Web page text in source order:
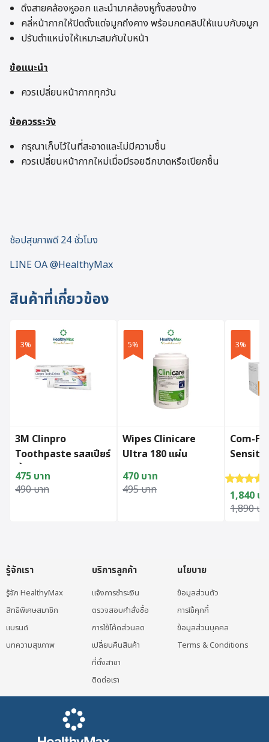
ดึงสายคล้องหูออก และนำมาคล้องหูทั้งสองข้าง
คลี่หน้ากากให้ปิดตั้งแต่จมูกถึงคาง พร้อมกดคลิปให้แนบกับจมูก
ปรับตำแหน่งให้เหมาะสมกับใบหน้า
ข้อแนะนำ
ควรเปลี่ยนหน้ากากทุกวัน
ข้อควรระวัง
กรุณาเก็บไว้ในที่สะอาดและไม่มีความชื้น
ควรเปลี่ยนหน้ากากใหม่เมื่อมีรอยฉีกขาดหรือเปียกชื้น
ช้อปสุขภาพดี 24 ชั่วโมง
LINE OA @HealthyMax
สินค้าที่เกี่ยวข้อง
3%
3M Clinpro
Toothpaste รสสเปียร์
มิ้นต์ขนาด 113 กรัม
490บาท
Original price was: 490 บาท.
475 บาท
Current price is: 475 บาท.
5%
Wipes Clinicare
Ultra 180 แผ่น
495บาท
Original price was: 495 บาท.
470 บาท
Current price is: 470 บาท.
3%
Com-
ให้คะแนน
1,890บ
Original
1,840 บ
Current
รู้จักเรา
รู้จัก HealthyMax
สิทธิพิเศษสมาชิก
แบรนด์
บทความสุขภาพ
บริการลูกค้า
แจ้งการชำระเงิน
ตรวจสอบคำสั่งซื้อ
การใช้โค้ดส่วนลด
เปลี่ยนคืนสินค้า
ที่ตั้งสาขา
ติดต่อเรา
นโยบาย
ข้อมูลส่วนตัว
การใช้คุกกี้
ข้อมูลส่วนบุคคล
Terms & Conditions